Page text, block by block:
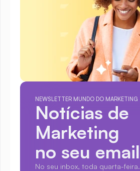
NEWSLETTER MUNDO DO MARKETING
Notícias de
Marketing
no seu email
No seu inbox, toda quarta-feira.